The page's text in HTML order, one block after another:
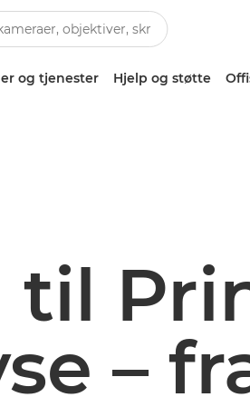
og tjenester Hjelp og støtte
til
–